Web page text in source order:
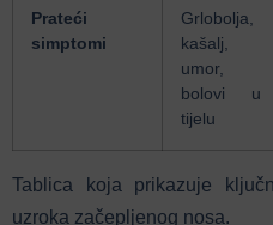
Prateći
simptomi
Grlobolja,
kašalj,
umor,
bolovi u
tijelu
Tablica koja prikazuje
uzroka začepljenog nosa.